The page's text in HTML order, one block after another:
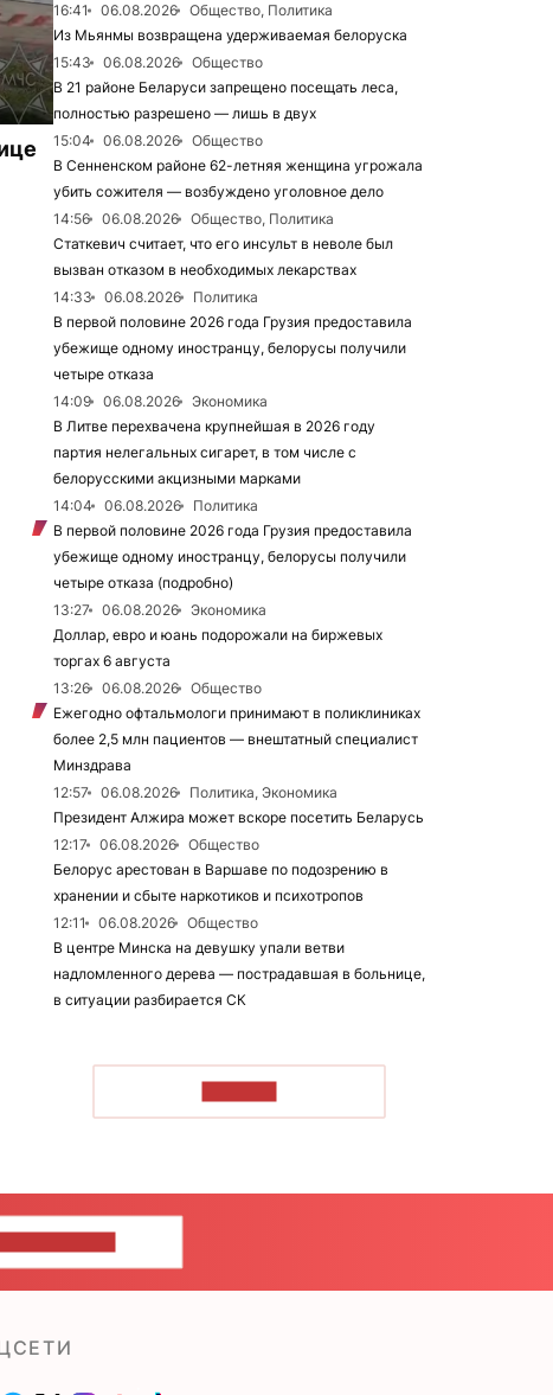
16:41
06.08.2026
Общество, Политика
Из Мьянмы возвращена удерживаемая белоруска
15:43
06.08.2026
Общество
В 21 районе Беларуси запрещено посещать леса,
полностью разрешено — лишь в двух
15:04
06.08.2026
Общество
В Сенненском районе 62-летняя женщина угрожала
убить сожителя — возбуждено уголовное дело
14:56
06.08.2026
Общество, Политика
Статкевич считает, что его инсульт в неволе был
вызван отказом в необходимых лекарствах
14:33
06.08.2026
Политика
В первой половине 2026 года Грузия предоставила
убежище одному иностранцу, белорусы получили
четыре отказа
14:09
06.08.2026
Экономика
В Литве перехвачена крупнейшая в 2026 году
партия нелегальных сигарет, в том числе с
белорусскими акцизными марками
14:04
06.08.2026
Политика
В первой половине 2026 года Грузия предоставила
убежище одному иностранцу, белорусы получили
четыре отказа (подробно)
13:27
06.08.2026
Экономика
Доллар, евро и юань подорожали на биржевых
торгах 6 августа
13:26
06.08.2026
Общество
Ежегодно офтальмологи принимают в поликлиниках
более 2,5 млн пациентов — внештатный специалист
Минздрава
12:57
06.08.2026
Политика, Экономика
Президент Алжира может вскоре посетить Беларусь
12:17
06.08.2026
Общество
Белорус арестован в Варшаве по подозрению в
хранении и сбыте наркотиков и психотропов
12:11
06.08.2026
Общество
В центре Минска на девушку упали ветви
надломленного дерева — пострадавшая в больнице,
в ситуации разбирается СК